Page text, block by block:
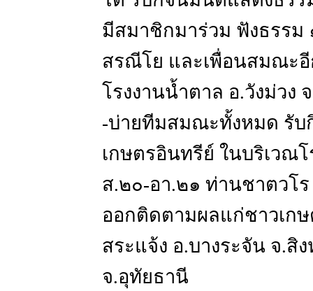
มีสมาชิกมาร่วม ฟังธรร
สรณีโย และเพื่อนสมณะ
โรงงานน้ำตาล อ.วังม่วง
-บ่ายทีมสมณะทั้งหมด รับ
เกษตรอินทรีย์ ในบริเวณ
ส.๒๐-อา.๒๑ ท่านชาตวโ
ออกติดตามผลแก่ชาวเก
สระแจ้ง อ.บางระจัน จ.
จ.อุทัยธานี